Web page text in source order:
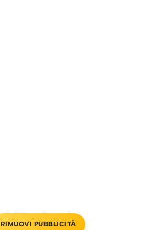
RIMUOVI PUBBLICITÀ